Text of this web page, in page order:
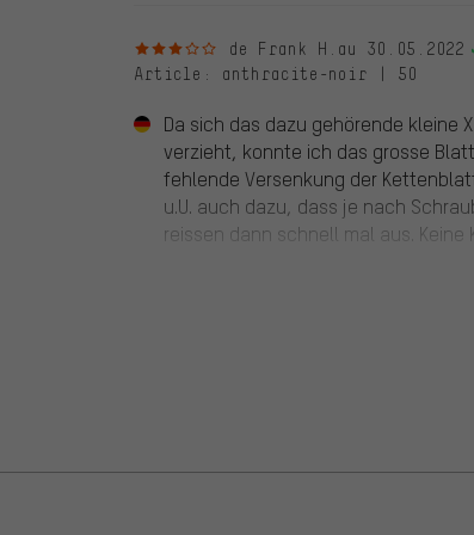
3 sur 5 étoilesde Frank H. au 30.05.2022
Article : anthracite-noir | 50
Da sich das dazu gehörende kleine
verzieht, konnte ich das grosse
fehlende Versenkung der
u.U. auch dazu, dass je nach
reissen dann schnell mal aus. Keine